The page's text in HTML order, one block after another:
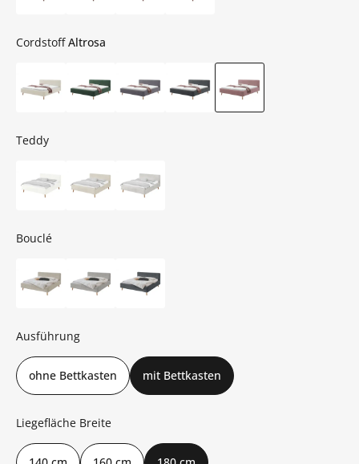
Cordstoff Altrosa
Teddy
Bouclé
Ausführung
ohne Bettkasten mit Bettkasten
Liegefläche Breite